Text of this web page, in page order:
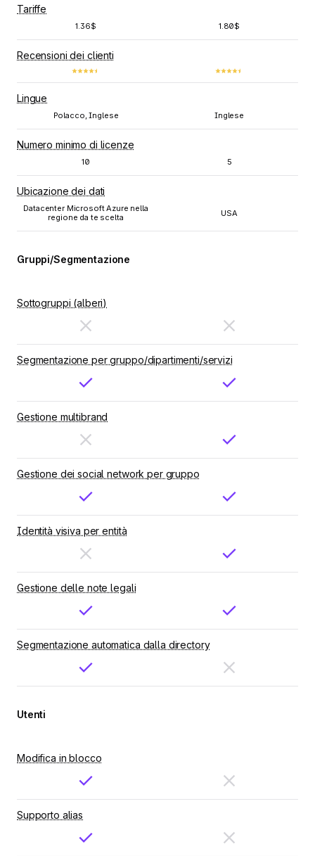
Tariffe
1.36$ 1.80$
Recensioni dei clienti
Lingue
Polacco, Inglese Inglese
Numero minimo di licenze
10 5
Ubicazione dei dati
Datacenter Microsoft Azure nella
regione da te scelta
USA
Gruppi/Segmentazione
Sottogruppi (alberi)
Segmentazione per gruppo/dipartimenti/servizi
Gestione multibrand
Gestione dei social network per gruppo
Identità visiva per entità
Gestione delle note legali
Segmentazione automatica dalla directory
Utenti
Modifica in blocco
Supporto alias